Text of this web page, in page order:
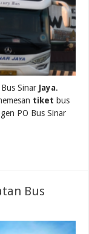
Bus Sinar Jaya.
tiket bus
PO Bus Sinar
Bus